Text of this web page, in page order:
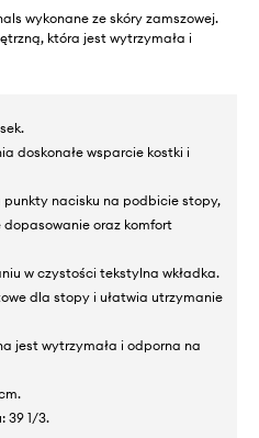
wykonane ze skóry zamszowej.
która jest wytrzymała i
doskonałe wsparcie kostki i
punkty nacisku na podbicie stopy,
oraz komfort
w czystości tekstylna wkładka.
dla stopy i ułatwia utrzymanie
jest wytrzymała i odporna na
39 1/3.